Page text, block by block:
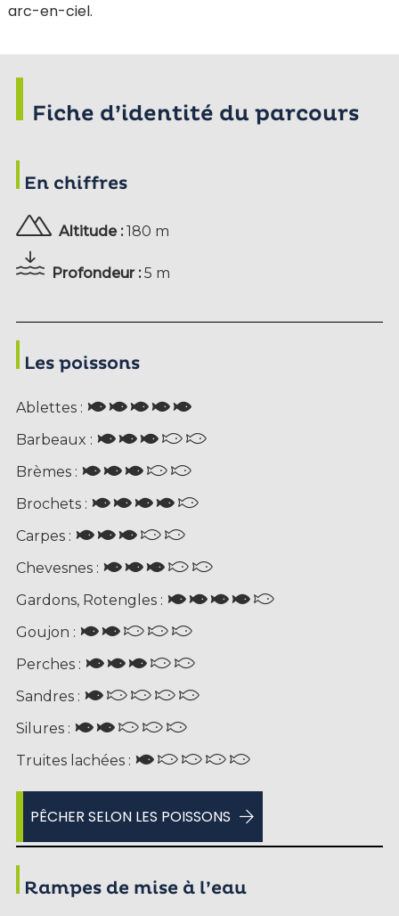
arc-en-ciel.
Fiche d’identité du parcours
En chiffres
Altitude :180 m
Profondeur :5 m
Les poissons
Ablettes :
Barbeaux :
Brèmes :
Brochets :
Carpes :
Chevesnes :
Gardons, Rotengles :
Goujon :
Perches :
Sandres :
Silures :
Truites lachées :
PÊCHER SELON LES POISSONS
Rampes de mise à l’eau